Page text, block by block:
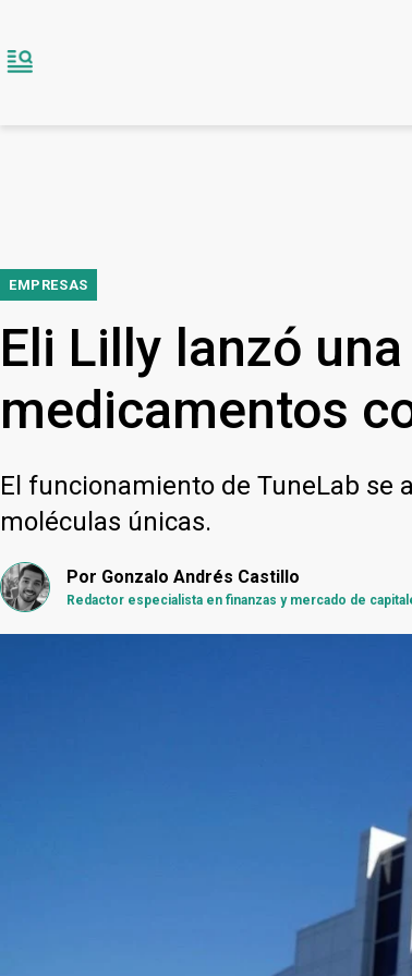
EMPRESAS
Eli Lilly lanzó
medicamentos
El funcionamiento de TuneLab se
moléculas únicas.
Por Gonzalo Andrés Castillo
Redactor especialista en finanzas y mercado de